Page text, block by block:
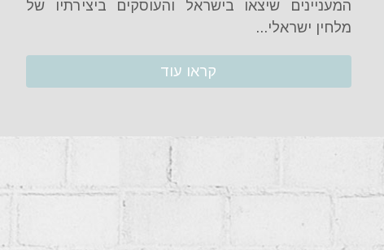
המעניינים שיצאו בישראל והעוסקים ביצירתיו של
מלחין ישראלי...
קראו עוד